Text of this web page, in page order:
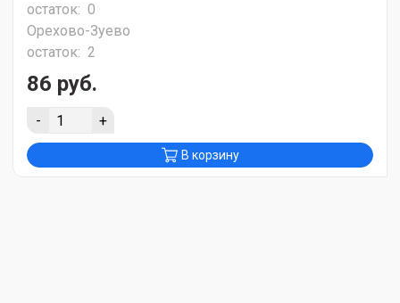
остаток: 0
Орехово-Зуево
остаток: 2
86 руб.
- +
В корзину